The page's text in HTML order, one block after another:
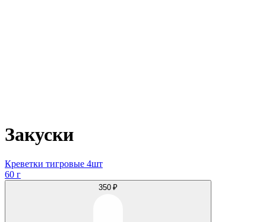
Закуски
Креветки тигровые 4шт
60 г
350 ₽